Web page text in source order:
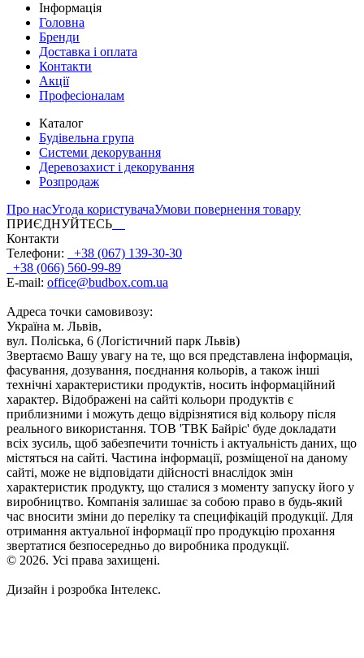
Інформація
Головна
Бренди
Доставка і оплата
Контакти
Акції
Професіоналам
Каталог
Будівельна група
Системи декорування
Деревозахист і декорування
Розпродаж
Про насУгода користувачаУмови повернення товару
ПРИЄДНУЙТЕСЬ
Контакти
Телефони:
+38 (067) 139-30-30
+38 (066) 560-99-89
E-mail: office@budbox.com.ua
Адреса точки самовивозу:
Україна м. Львів,
вул. Поліська, 6 (Логістичний парк Львів)
Звертаємо Вашу увагу на те, що вся представлена інформація,
фасування, дозування, поєднання кольорів, а також інші
технічні характеристики продуктів, носить інформаційний
характер. Відображені на сайті кольори продуктів є
приблизними і можуть дещо відрізнятися від кольору після
реального використання. ТОВ 'ТВК Байріс' буде докладати
всіх зусиль, щоб забезпечити точність і актуальність даних, що
містяться на сайті. Частина інформації, розміщеної на даному
сайті, може не відповідати дійсності внаслідок змін
характеристик продукту, що сталися з моменту запуску його у
виробництво. Компанія залишає за собою право в будь-який
час вносити зміни до переліку та специфікацій продукції. Для
отримання актуальної інформації про продукцію прохання
звертатися безпосередньо до виробника продукції.
© 2026. Усі права захищені.
Дизайн і розробка Інтелекс.